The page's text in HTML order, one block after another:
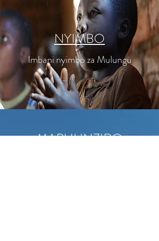
NYIMBO
Imbani nyimbo za Mulungu
MAPHUNZIRO